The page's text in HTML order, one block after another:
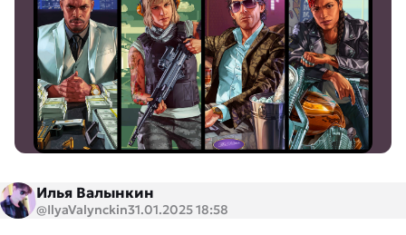
Илья Валынкин
@IlyaValynckin31.01.2025 18:58